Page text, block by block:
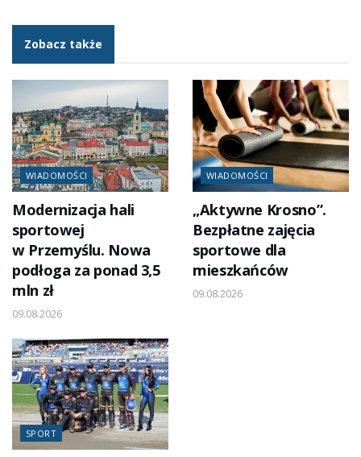
Zobacz także
WIADOMOŚCI
Modernizacja hali
sportowej
w Przemyślu. Nowa
podłoga za ponad 3,5
mln zł
09.08.2026
WIADOMOŚCI
„Aktywne Krosno”.
Bezpłatne zajęcia
sportowe dla
mieszkańców
09.08.2026
SPORT